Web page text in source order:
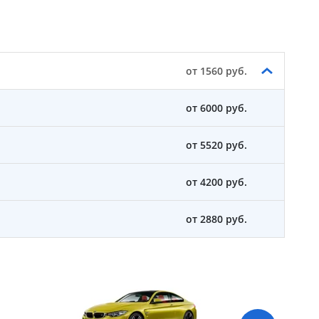
от 1560 руб.
от 6000 руб.
от 5520 руб.
от 4200 руб.
от 2880 руб.